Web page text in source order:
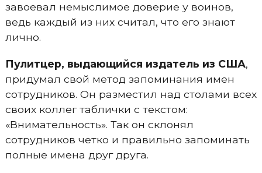
завоевал немыслимое доверие у воинов,
ведь каждый из них считал, что его знают
лично.
Пулитцер, выдающийся издатель из США,
придумал свой метод запоминания имен
сотрудников. Он разместил над столами всех
своих коллег таблички с текстом:
«Внимательность». Так он склонял
сотрудников четко и правильно запоминать
полные имена друг друга.